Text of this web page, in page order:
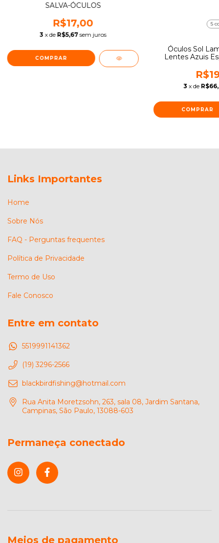
SALVA-ÓCULOS
R$17,00
3 x de R$5,67 sem juros
COMPRAR
5
Óculos Sol
Lentes Azuis
3 x de
COMPRAR
Links Importantes
Home
Sobre Nós
FAQ - Perguntas frequentes
Política de Privacidade
Termo de Uso
Fale Conosco
Entre em contato
5519991141362
(19) 3296-2566
blackbirdfishing@hotmail.com
Rua Anita Moretzsohn, 263, sala 08, Jardim Santana,
Campinas, São Paulo, 13088-603
Permaneça conectado
Meios de pagamento